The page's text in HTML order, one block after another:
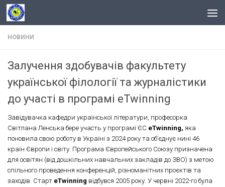
Skip to content
НОВИНИ
Залучення здобувачів факультету
української філології та журналістики
до участі в програмі eTwinning
Завідувачка кафедри української літератури, професорка
Світлана Ленська бере участь у програмі ЄС eTwinning, яка
поновила свою роботу в Україні з 2024 року та об’єднує нині 46
країн Європи і світу. Програма Європейського Союзу призначена
для освітян (від дошкільних навчальних закладів до ЗВО) з метою
спільного проведення конференцій, різноманітних проєктів та
заходів. Старт eTwinning відбувся 2005 року. У червні 2022-го була